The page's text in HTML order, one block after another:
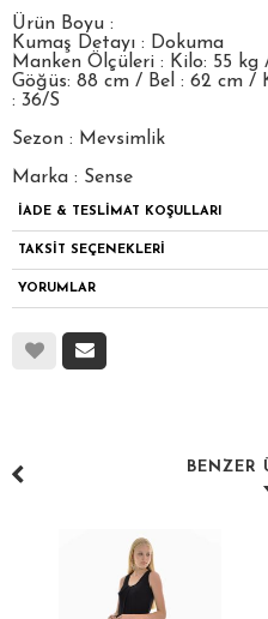
Ürün Boyu :
Kumaş Detayı : Dokuma
Manken Ölçüleri : Kilo: 55 kg
Göğüs: 88 cm / Bel : 62 cm /
: 36/S
Sezon : Mevsimlik
Marka : Sense
İADE & TESLİMAT KOŞULLARI
TAKSİT SEÇENEKLERİ
YORUMLAR
BENZER